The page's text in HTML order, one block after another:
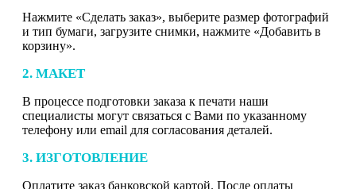
Нажмите «Сделать заказ», выберите размер фотографий
и тип бумаги, загрузите снимки, нажмите «Добавить в
корзину».
2. МАКЕТ
В процессе подготовки заказа к печати наши
специалисты могут связаться с Вами по указанному
телефону или email для согласования деталей.
3. ИЗГОТОВЛЕНИЕ
Оплатите заказ банковской картой. После оплаты